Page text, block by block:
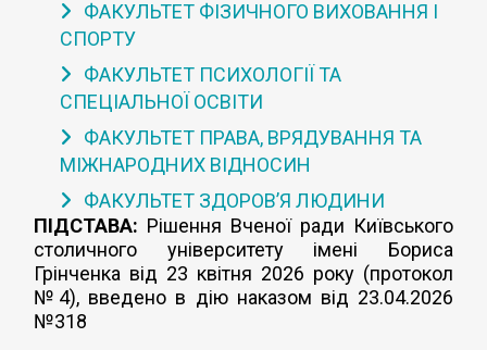
ФАКУЛЬТЕТ ФІЗИЧНОГО ВИХОВАННЯ І
СПОРТУ
ФАКУЛЬТЕТ ПСИХОЛОГІЇ ТА
СПЕЦІАЛЬНОЇ ОСВІТИ
ФАКУЛЬТЕТ ПРАВА, ВРЯДУВАННЯ ТА
МІЖНАРОДНИХ ВІДНОСИН
ФАКУЛЬТЕТ ЗДОРОВ’Я ЛЮДИНИ
ПІДСТАВА: Рішення Вченої ради Київського
столичного університету імені Бориса
Грінченка від 23 квітня 2026 року (протокол
№4), введено в дію наказом від 23.04.2026
№318